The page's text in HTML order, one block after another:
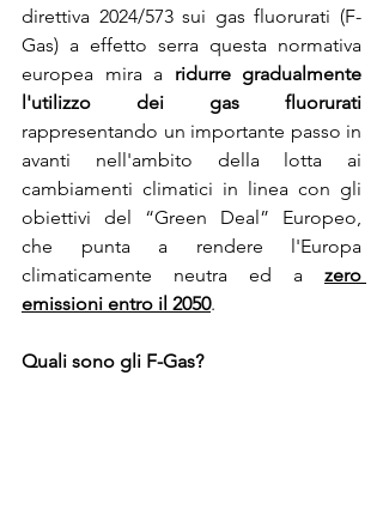
direttiva 2024/573 sui gas fluorurati (F-
Gas) a effetto serra questa normativa
europea mira a ridurre gradualmente
rappresentando un importante passo in
avanti nell'ambito della lotta ai
cambiamenti climatici in linea con gli
obiettivi del “Green Deal” Europeo,
che punta a rendere l'Europa
climaticamente neutra ed a zero
emissioni entro il 2050.
Quali sono gli F-Gas?